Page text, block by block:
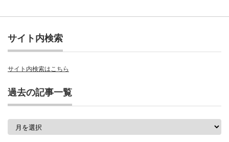
サイト内検索
サイト内検索はこちら
過去の記事一覧
過